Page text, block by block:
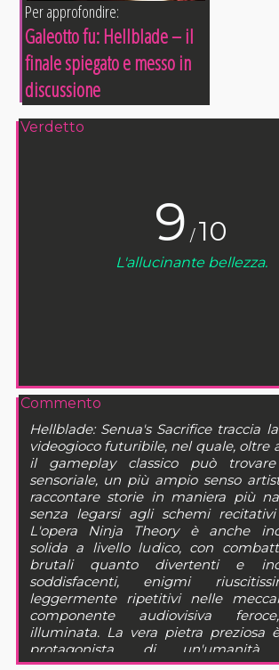
Per approfondire:
Galeotto fu: Hellblade – il
finale spiegato e messo in
discussione
Verdetto
9 / 10
L'allucinante bellezza.
Commento
Hellblade: Senua's Sacrifice traccia
videogioco futuribile, nel quale, oltre
il gameplay classico può
sensoriale, un più ampio senso
raccontare storie in maniera più
senza legarsi agli schemi
L'opera Ninja Theory è anche
solida a livello ludico, con
brutali quanto divertenti e
soddisfacenti, enigmi
leggermente ripetitivi nelle
componente audiovisiva
illuminata. La vera pietra preziosa
protagonista, di un'umanità
incastonata in un gioiello di